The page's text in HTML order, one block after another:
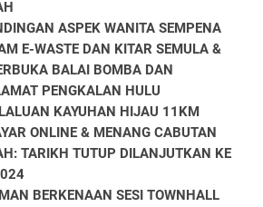
ASPEK WANITA SEMPENA
E-WASTE DAN KITAR SEMULA &
BALAI BOMBA DAN
PENGKALAN HULU
KAYUHAN HIJAU 11KM
ONLINE & MENANG CABUTAN
TARIKH TUTUP DILANJUTKAN KE
BERKENAAN SESI TOWNHALL